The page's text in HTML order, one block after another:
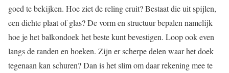
goed te bekijken. Hoe ziet de reling eruit? Bestaat die uit spijlen,
een dichte plaat of glas? De vorm en structuur bepalen namelijk
hoe je het balkondoek het beste kunt bevestigen. Loop ook even
langs de randen en hoeken. Zijn er scherpe delen waar het doek
tegenaan kan schuren? Dan is het slim om daar rekening mee te